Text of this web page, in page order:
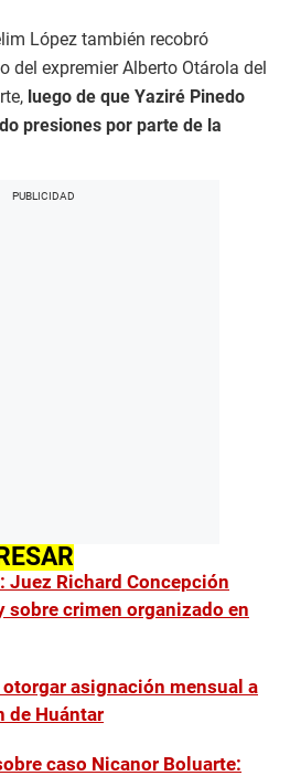
López también recobró
del expremier Alberto Otárola del
luego de que Yaziré Pinedo
presiones por parte de la
Juez Richard Concepción
sobre crimen organizado en
asignación mensual a
de Huántar
caso Nicanor Boluarte: